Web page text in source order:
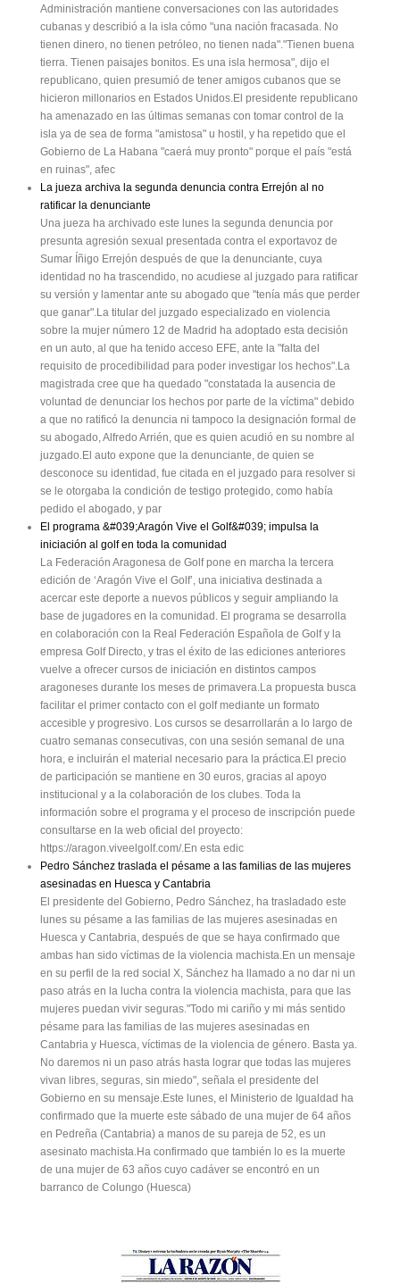
Administración mantiene conversaciones con las autoridades
cubanas y describió a la isla cómo "una nación fracasada. No
tienen dinero, no tienen petróleo, no tienen nada"."Tienen buena
tierra. Tienen paisajes bonitos. Es una isla hermosa", dijo el
republicano, quien presumió de tener amigos cubanos que se
hicieron millonarios en Estados Unidos.El presidente republicano
ha amenazado en las últimas semanas con tomar control de la
isla ya de sea de forma "amistosa" u hostil, y ha repetido que el
Gobierno de La Habana "caerá muy pronto" porque el país "está
en ruinas", afec
La jueza archiva la segunda denuncia contra Errejón al no
ratificar la denunciante
Una jueza ha archivado este lunes la segunda denuncia por
presunta agresión sexual presentada contra el exportavoz de
Sumar Íñigo Errejón después de que la denunciante, cuya
identidad no ha trascendido, no acudiese al juzgado para ratificar
su versión y lamentar ante su abogado que "tenía más que perder
que ganar".La titular del juzgado especializado en violencia
sobre la mujer número 12 de Madrid ha adoptado esta decisión
en un auto, al que ha tenido acceso EFE, ante la "falta del
requisito de procedibilidad para poder investigar los hechos".La
magistrada cree que ha quedado "constatada la ausencia de
voluntad de denunciar los hechos por parte de la víctima" debido
a que no ratificó la denuncia ni tampoco la designación formal de
su abogado, Alfredo Arrién, que es quien acudió en su nombre al
juzgado.El auto expone que la denunciante, de quien se
desconoce su identidad, fue citada en el juzgado para resolver si
se le otorgaba la condición de testigo protegido, como había
pedido el abogado, y par
El programa &#039;Aragón Vive el Golf&#039; impulsa la
iniciación al golf en toda la comunidad
La Federación Aragonesa de Golf pone en marcha la tercera
edición de ‘Aragón Vive el Golf’, una iniciativa destinada a
acercar este deporte a nuevos públicos y seguir ampliando la
base de jugadores en la comunidad. El programa se desarrolla
en colaboración con la Real Federación Española de Golf y la
empresa Golf Directo, y tras el éxito de las ediciones anteriores
vuelve a ofrecer cursos de iniciación en distintos campos
aragoneses durante los meses de primavera.La propuesta busca
facilitar el primer contacto con el golf mediante un formato
accesible y progresivo. Los cursos se desarrollarán a lo largo de
cuatro semanas consecutivas, con una sesión semanal de una
hora, e incluirán el material necesario para la práctica.El precio
de participación se mantiene en 30 euros, gracias al apoyo
institucional y a la colaboración de los clubes. Toda la
información sobre el programa y el proceso de inscripción puede
consultarse en la web oficial del proyecto:
https://aragon.viveelgolf.com/.En esta edic
Pedro Sánchez traslada el pésame a las familias de las mujeres
asesinadas en Huesca y Cantabria
El presidente del Gobierno, Pedro Sánchez, ha trasladado este
lunes su pésame a las familias de las mujeres asesinadas en
Huesca y Cantabria, después de que se haya confirmado que
ambas han sido víctimas de la violencia machista.En un mensaje
en su perfil de la red social X, Sánchez ha llamado a no dar ni un
paso atrás en la lucha contra la violencia machista, para que las
mujeres puedan vivir seguras."Todo mi cariño y mi más sentido
pésame para las familias de las mujeres asesinadas en
Cantabria y Huesca, víctimas de la violencia de género. Basta ya.
No daremos ni un paso atrás hasta lograr que todas las mujeres
vivan libres, seguras, sin miedo", señala el presidente del
Gobierno en su mensaje.Este lunes, el Ministerio de Igualdad ha
confirmado que la muerte este sábado de una mujer de 64 años
en Pedreña (Cantabria) a manos de su pareja de 52, es un
asesinato machista.Ha confirmado que también lo es la muerte
de una mujer de 63 años cuyo cadáver se encontró en un
barranco de Colungo (Huesca)